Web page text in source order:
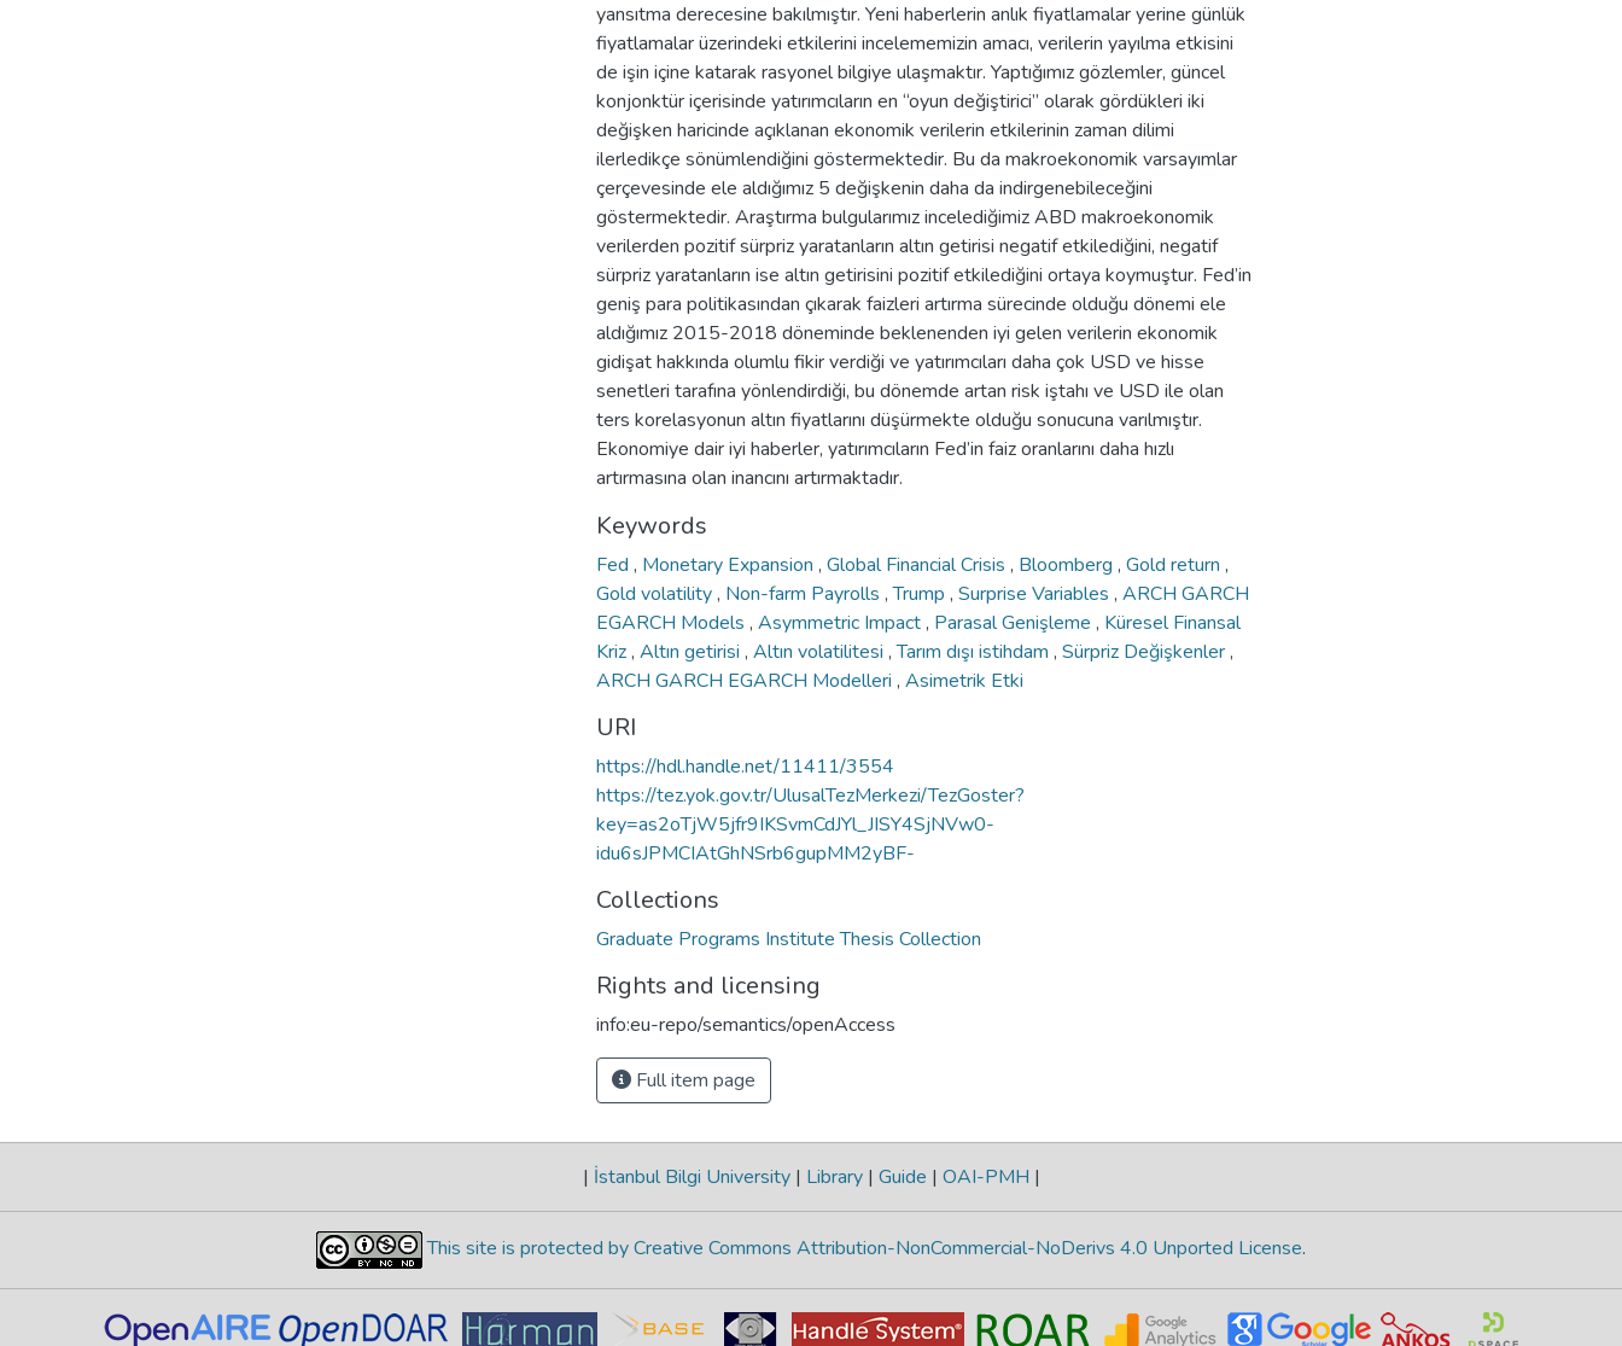
yansıtma derecesine bakılmıştır. Yeni haberlerin anlık fiyatlamalar yerine günlük
fiyatlamalar üzerindeki etkilerini incelememizin amacı, verilerin yayılma etkisini
de işin içine katarak rasyonel bilgiye ulaşmaktır. Yaptığımız gözlemler, güncel
konjonktür içerisinde yatırımcıların en “oyun değiştirici” olarak gördükleri iki
değişken haricinde açıklanan ekonomik verilerin etkilerinin zaman dilimi
ilerledikçe sönümlendiğini göstermektedir. Bu da makroekonomik varsayımlar
çerçevesinde ele aldığımız 5 değişkenin daha da indirgenebileceğini
göstermektedir. Araştırma bulgularımız incelediğimiz ABD makroekonomik
verilerden pozitif sürpriz yaratanların altın getirisi negatif etkilediğini, negatif
sürpriz yaratanların ise altın getirisini pozitif etkilediğini ortaya koymuştur. Fed’in
geniş para politikasından çıkarak faizleri artırma sürecinde olduğu dönemi ele
aldığımız 2015-2018 döneminde beklenenden iyi gelen verilerin ekonomik
gidişat hakkında olumlu fikir verdiği ve yatırımcıları daha çok USD ve hisse
senetleri tarafına yönlendirdiği, bu dönemde artan risk iştahı ve USD ile olan
ters korelasyonun altın fiyatlarını düşürmekte olduğu sonucuna varılmıştır.
Ekonomiye dair iyi haberler, yatırımcıların Fed’in faiz oranlarını daha hızlı
artırmasına olan inancını artırmaktadır.
Keywords
Fed , Monetary Expansion , Global Financial Crisis , Bloomberg , Gold return ,
Gold volatility, Non-farm Payrolls ,Trump , Surprise Variables , ARCH GARCH
EGARCH Models , Asymmetric Impact, Parasal Genişleme , Küresel Finansal
Kriz, Altın getirisi , Altın volatilitesi ,Tarım dışı istihdam , Sürpriz Değişkenler,
ARCH GARCH EGARCH Modelleri , Asimetrik Etki
URI
https://hdl.handle.net/11411/3554
https://tez.yok.gov.tr/UlusalTezMerkezi/TezGoster?
key=as2oTjW5jfr9IKSvmCdJYl_JISY4SjNVw0-
idu6sJPMCIAtGhNSrb6gupMM2yBF-
Collections
Graduate Programs Institute Thesis Collection
Rights and licensing
info:eu-repo/semantics/openAccess
Full item page
| İstanbul Bilgi University | Library | Guide | OAI-PMH |
This site is protected by Creative Commons Attribution-NonCommercial-NoDerivs 4.0 Unported License.